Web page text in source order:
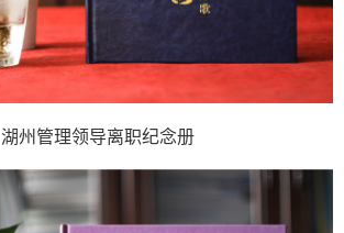
湖州管理领导离职纪念册